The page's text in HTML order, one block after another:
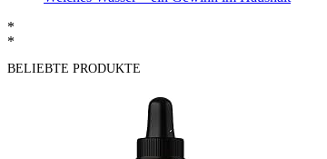
*
*
BELIEBTE PRODUKTE